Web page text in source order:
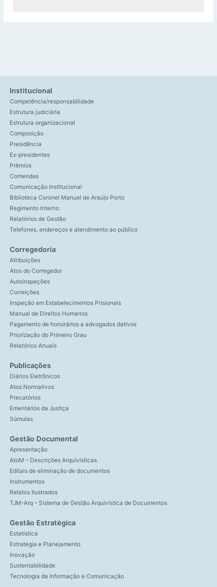
Institucional
Competência/responsabilidade
Estrutura judiciária
Estrutura organizacional
Composição
Presidência
Ex-presidentes
Prêmios
Comendas
Comunicação Institucional
Biblioteca Coronel Manuel de Araújo Porto
Regimento Interno
Relatórios de Gestão
Telefones, endereços e atendimento ao público
Corregedoria
Atribuições
Atos do Corregedor
Autoinspeções
Correições
Inspeção em Estabelecimentos Prisionais
Manual de Direitos Humanos
Pagamento de honorários a advogados dativos
Priorização do Primeiro Grau
Relatórios Anuais
Publicações
Diários Eletrônicos
Atos Normativos
Precatórios
Ementários da Justiça
Súmulas
Gestão Documental
Apresentação
AtoM – Descrições Arquivísticas
Editais de eliminação de documentos
Instrumentos
Relatos Ilustrados
TJM-Arq – Sistema de Gestão Arquivística de Documentos
Gestão Estratégica
Estatística
Estratégia e Planejamento
Inovação
Sustentabilidade
Tecnologia da Informação e Comunicação